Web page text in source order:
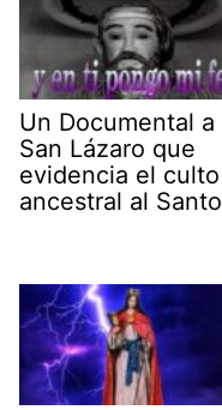
Un Documental a
San Lázaro que
evidencia el culto
ancestral al Santo